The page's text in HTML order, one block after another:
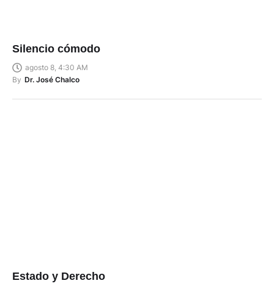
Silencio cómodo
agosto 8, 4:30 AM
By Dr. José Chalco
Estado y Derecho